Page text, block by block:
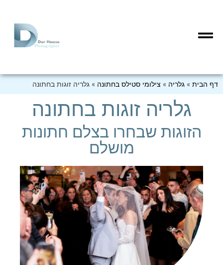
דף הבית » גלריה » צילומי סטילס בחתונה » גלריה זוגות בחתונה
גלריה זוגות בחתונה
הזוגות שבחרו בצלם חתונות
מושלם